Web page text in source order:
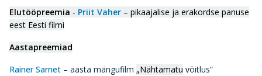
Elutööpreemia - Priit Vaher – pikaajalise ja erakordse panuse
eest Eesti filmi
Aastapreemiad
Rainer Sarnet – aasta mängufilm „Nähtamatu võitlus“